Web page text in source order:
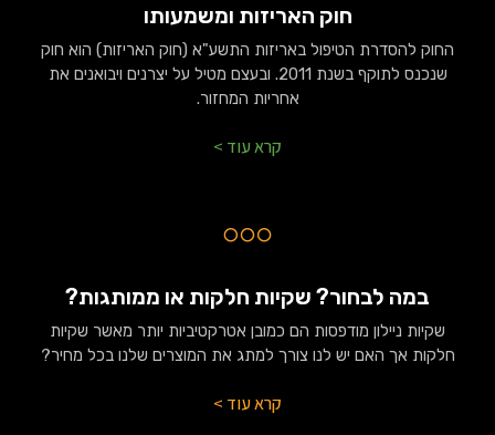
חוק האריזות ומשמעותו
החוק להסדרת הטיפול באריזות התשע"א (חוק האריזות) הוא חוק
שנכנס לתוקף בשנת 2011. ובעצם מטיל על יצרנים ויבואנים את
אחריות המחזור.
קרא עוד >
במה לבחור? שקיות חלקות או ממותגות?
שקיות ניילון מודפסות הם כמובן אטרקטיביות יותר מאשר שקיות
חלקות אך האם יש לנו צורך למתג את המוצרים שלנו בכל מחיר?
קרא עוד >